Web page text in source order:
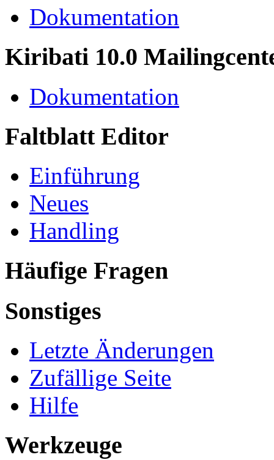
Dokumentation
Kiribati 10.0
Dokumentation
Faltblatt Editor
Einführung
Neues
Handling
Häufige Fragen
Sonstiges
Letzte Änderungen
Zufällige Seite
Hilfe
Werkzeuge